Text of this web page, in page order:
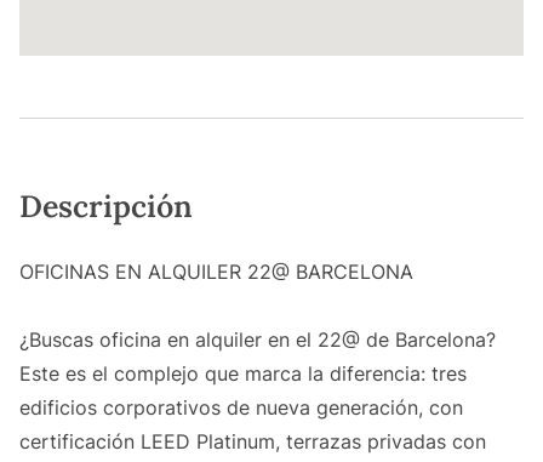
Descripción
OFICINAS EN ALQUILER 22@ BARCELONA
¿Buscas oficina en alquiler en el 22@ de Barcelona?
Este es el complejo que marca la diferencia: tres
edificios corporativos de nueva generación, con
certificación LEED Platinum, terrazas privadas con